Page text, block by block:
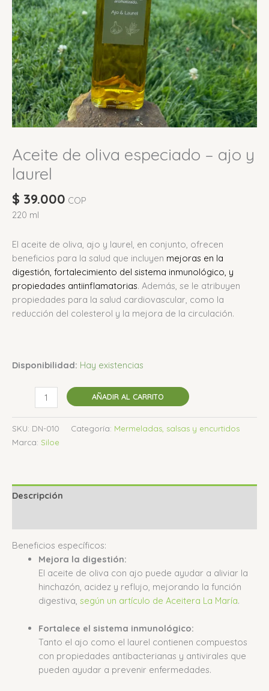
Aceite de oliva especiado – ajo y
laurel
$ 39.000 COP
220 ml
El aceite de oliva, ajo y laurel, en conjunto, ofrecen
beneficios para la salud que incluyen mejoras en la
digestión, fortalecimiento del sistema inmunológico, y
propiedades antiinflamatorias. Además, se le atribuyen
propiedades para la salud cardiovascular, como la
reducción del colesterol y la mejora de la circulación.
Disponibilidad: Hay existencias
AÑADIR AL CARRITO
SKU: DN-010 Categoría: Mermeladas, salsas y encurtidos
Marca: Siloe
Descripción
Beneficios específicos:
Mejora la digestión:
El aceite de oliva con ajo puede ayudar a aliviar la
hinchazón, acidez y reflujo, mejorando la función
digestiva, según un artículo de Aceitera La María.
Fortalece el sistema inmunológico:
Tanto el ajo como el laurel contienen compuestos
con propiedades antibacterianas y antivirales que
pueden ayudar a prevenir enfermedades.